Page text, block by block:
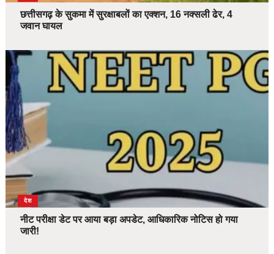
छत्तीसगढ़ के सुकमा में सुरक्षाबलों का एक्शन, 16 नक्सली ढेर, 4
जवान घायल
देश
नीट परीक्षा डेट पर आया बड़ा अपडेट, आधिकारिक नोटिस हो गया
जारी!